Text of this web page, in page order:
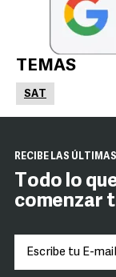
TEMAS
SAT
RECIBE LAS
Todo lo
comenzar